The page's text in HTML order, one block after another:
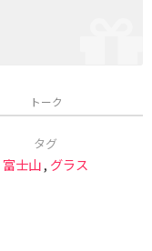
トーク
タグ
富士山, グラス